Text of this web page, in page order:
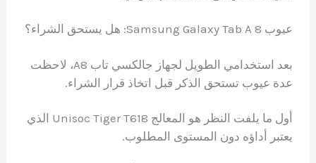
عيوب Samsung Galaxy Tab A 8: هل يستحق الشراء؟
بعد استخدامي الطويل لجهاز جالكسي تاب A8، لاحظت
عدة عيوب تستحق الذكر قبل اتخاذ قرار الشراء.
أول ما يلفت النظر هو المعالج Unisoc Tiger T618 الذي
يعتبر أداؤه دون المستوى المطلوب.